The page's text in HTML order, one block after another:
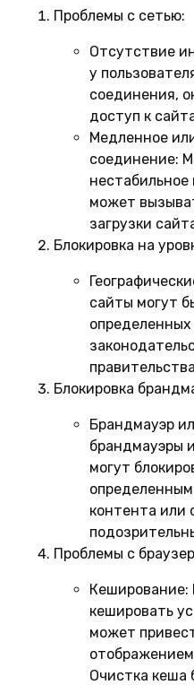
Проблемы с сетью:
Отсутствие
у
соединения,
доступ к
Медленное
соединение:
может
загрузки
Блокировка на
сайты могут
Блокировка
Брандмауэр
брандмауэры
могут
контента или
Проблемы с
Кеширование:
кешировать
может
Очистка кеша